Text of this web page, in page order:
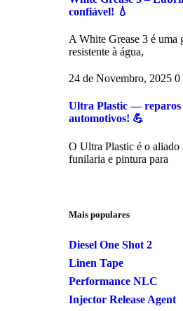
confiável! 💧
A White Grease 3 é uma
resistente à água,
24 de Novembro, 2025 0
Ultra Plastic — reparos
automotivos! 💪
O Ultra Plastic é o aliado
funilaria e pintura para
Mais populares
Diesel One Shot 2
Linen Tape
Performance NLC
Injector Release Agent